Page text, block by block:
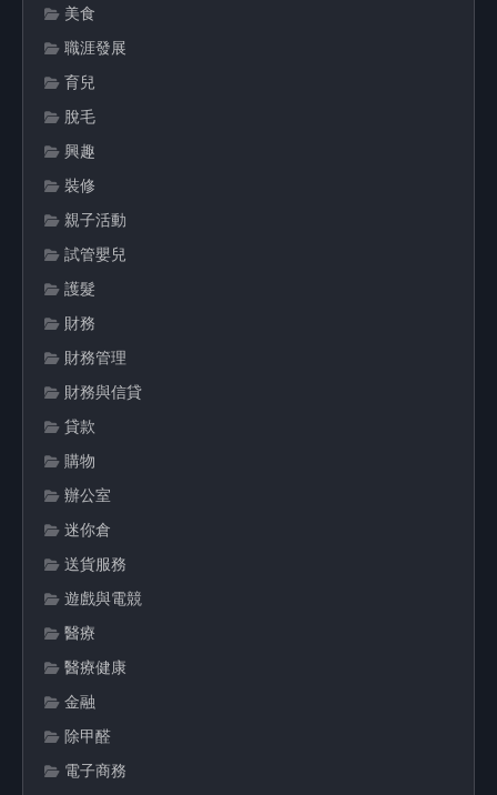
美食
職涯發展
育兒
脫毛
興趣
裝修
親子活動
試管嬰兒
護髮
財務
財務管理
財務與信貸
貸款
購物
辦公室
迷你倉
送貨服務
遊戲與電競
醫療
醫療健康
金融
除甲醛
電子商務